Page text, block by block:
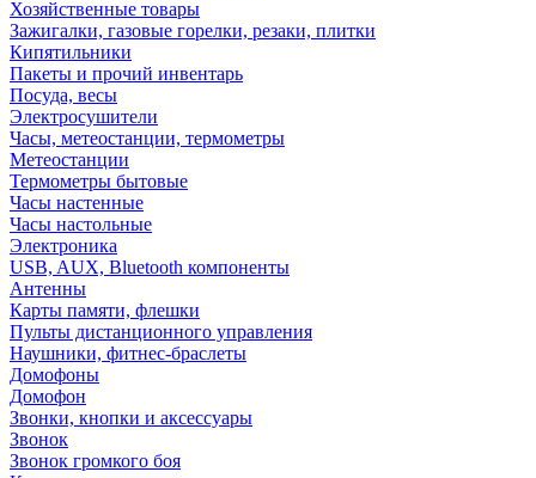
Хозяйственные товары
Зажигалки, газовые горелки, резаки, плитки
Кипятильники
Пакеты и прочий инвентарь
Посуда, весы
Электросушители
Часы, метеостанции, термометры
Метеостанции
Термометры бытовые
Часы настенные
Часы настольные
Электроника
USB, AUX, Bluetooth компоненты
Антенны
Карты памяти, флешки
Пульты дистанционного управления
Наушники, фитнес-браслеты
Домофоны
Домофон
Звонки, кнопки и аксессуары
Звонок
Звонок громкого боя